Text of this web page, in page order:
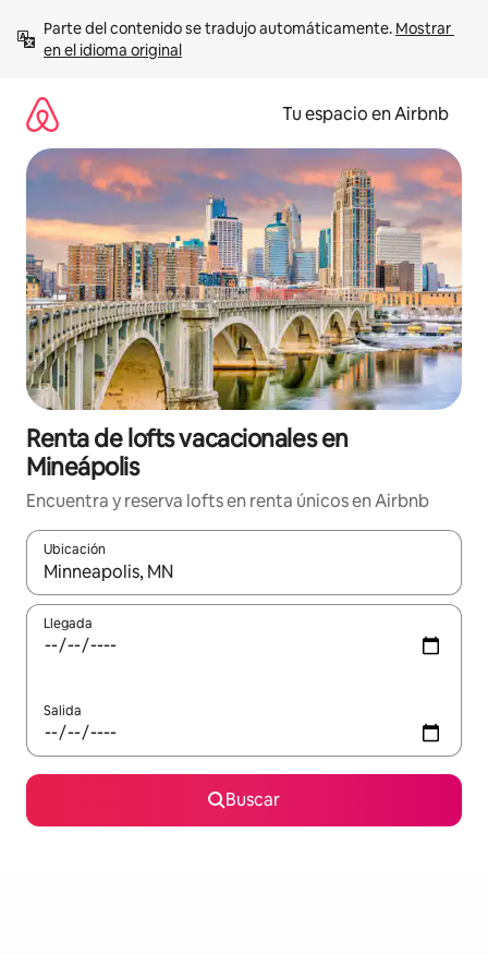
contenido
Parte del contenido se tradujo automáticamente. Mostrar
en el idioma original
Tu espacio en Airbnb
Renta de lofts vacacionales en
Mineápolis
Encuentra y reserva lofts en renta únicos en Airbnb
Ubicación
Cuando los resultados estén disponibles, podrás navegar
Llegada
Salida
Buscar